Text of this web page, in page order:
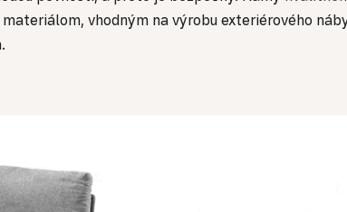
vhodným na výrobu exteriérového